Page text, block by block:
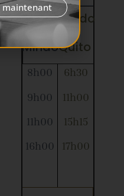
Quito
Mindo
Mindo
Quito
8h00
9h00
11h00
16h00
6h30
11h00
15h15
17h00
maintenant